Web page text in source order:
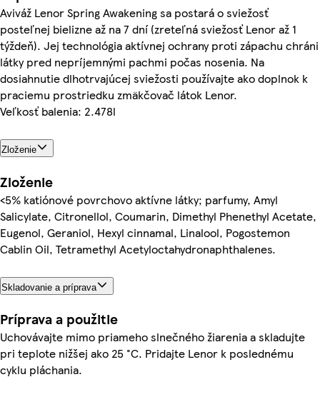
Aviváž Lenor Spring Awakening sa postará o sviežosť
posteľnej bielizne až na 7 dní (zreteľná sviežosť Lenor až 1
týždeň). Jej technológia aktívnej ochrany proti zápachu chráni
látky pred nepríjemnými pachmi počas nosenia. Na
dosiahnutie dlhotrvajúcej sviežosti používajte ako doplnok k
praciemu prostriedku zmäkčovač látok Lenor.
Veľkosť balenia: 2.478l
Zloženie
Zloženie
<5% katiónové povrchovo aktívne látky; parfumy, Amyl
Salicylate, Citronellol, Coumarin, Dimethyl Phenethyl Acetate,
Eugenol, Geraniol, Hexyl cinnamal, Linalool, Pogostemon
Cablin Oil, Tetramethyl Acetyloctahydronaphthalenes.
Skladovanie a príprava
Príprava a použitie
Uchovávajte mimo priameho slnečného žiarenia a skladujte
pri teplote nižšej ako 25 °C. Pridajte Lenor k poslednému
cyklu pláchania.